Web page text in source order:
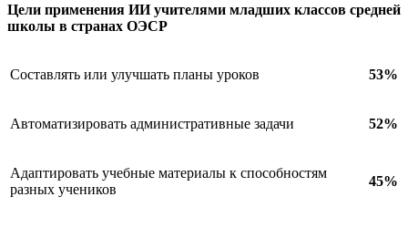
Цели применения ИИ учителями младших классов средней
школы в странах ОЭСР
Составлять или улучшать планы уроков 53%
Автоматизировать административные задачи 52%
Адаптировать учебные материалы к способностям
разных учеников
45%